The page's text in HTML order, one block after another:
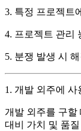
3. 특정 프로젝트
4. 프로젝트 관리
5. 분쟁 발생 시
1. 개발 외주에
개발 외주를 구
대비 가치 및 품